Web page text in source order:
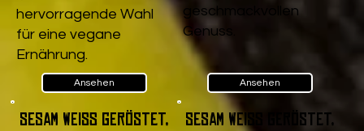
hervorragende Wahl
für eine vegane
Ernährung.
Ansehen
geschmackvollen
Genuss.
Ansehen
Sesam weiß geröstet,
Sesam weiß geröstet,